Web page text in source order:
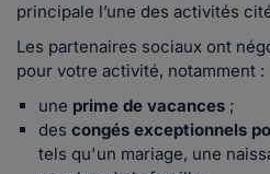
principale l’une des activités
Les partenaires sociaux ont
pour votre activité, notamment :
une prime de vacances ;
des congés exceptionnels
tels qu'un mariage, une